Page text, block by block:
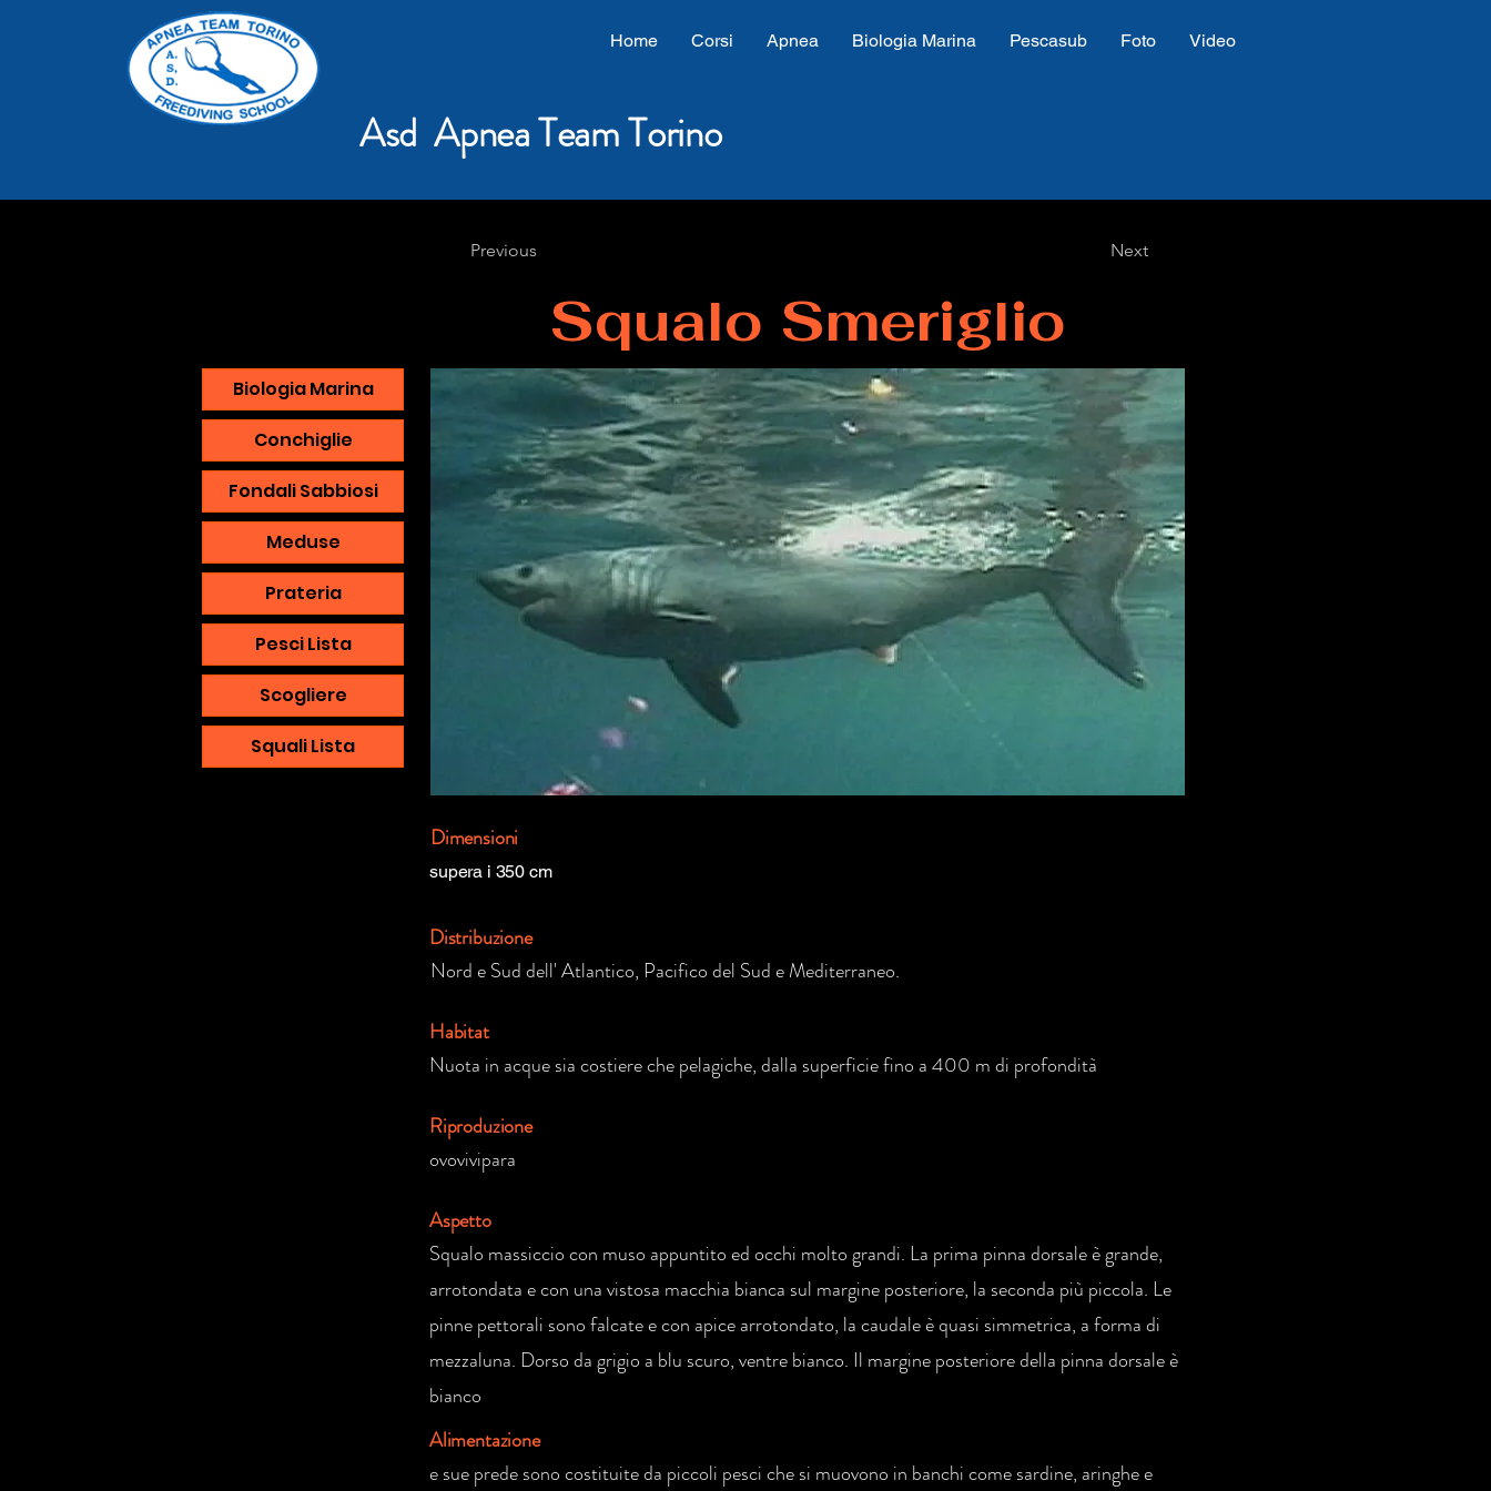
Home Corsi Apnea Biologia Marina Pescasub Foto Video
Asd Apnea Team Torino
Previous Next
Squalo Smeriglio
Biologia Marina
Conchiglie
Fondali Sabbiosi
Meduse
Prateria
Pesci Lista
Scogliere
Squali Lista
Dimensioni
supera i 350 cm
Distribuzione
Nord e Sud dell' Atlantico, Pacifico del Sud e Mediterraneo.
Habitat
Nuota in acque sia costiere che pelagiche, dalla superficie fino a 400 m di profondità
Riproduzione
ovovivipara
Aspetto
Squalo massiccio con muso appuntito ed occhi molto grandi. La prima pinna dorsale è grande,
arrotondata e con una vistosa macchia bianca sul margine posteriore, la seconda più piccola. Le
pinne pettorali sono falcate e con apice arrotondato, la caudale è quasi simmetrica, a forma di
mezzaluna. Dorso da grigio a blu scuro, ventre bianco. Il margine posteriore della pinna dorsale è
bianco
Alimentazione
e sue prede sono costituite da piccoli pesci che si muovono in banchi come sardine, aringhe e